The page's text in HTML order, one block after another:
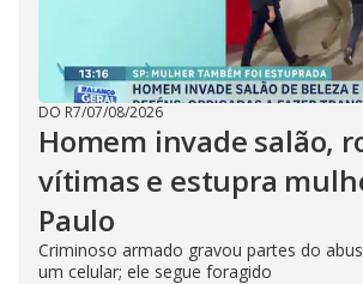
DO R7/07/08/2026
Homem invade salão,
vítimas e estupra
Paulo
Criminoso armado gravou partes do
um celular; ele segue foragido